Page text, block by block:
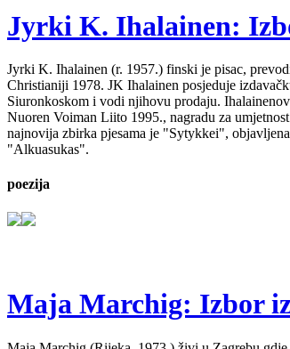
Jyrki K. Ihalainen:
Jyrki K. Ihalainen (r. 1957.) finski je pisac,
Christianiji 1978. JK Ihalainen posjeduje
Siuronkoskom i vodi njihovu prodaju.
Nuoren Voiman Liito 1995., nagradu za
najnovija zbirka pjesama je "Sytykkei",
"Alkuasukas".
poezija
Maja Marchig: Izbor